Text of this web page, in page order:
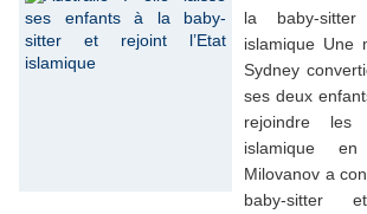
la baby-
islamique Une
Sydney
ses deux
rejoindre
islamique
Milovanov a
baby-sitter